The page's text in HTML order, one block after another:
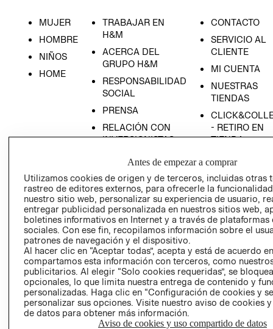
MUJER
HOMBRE
NIÑOS
HOME
TRABAJAR EN
H&M
ACERCA DEL
GRUPO H&M
RESPONSABILIDAD
SOCIAL
PRENSA
RELACIÓN CON
INVERSIONISTAS
POLÍTICA
EMPRESARIAL
CONTACTO
SERVICIO AL
CLIENTE
MI CUENTA
NUESTRAS
TIENDAS
- RETIRO EN
TIENDA
CONDICIONES
AVISO DE
PRIVACIDAD
GIFT CARD
AVISO DE
Antes de empezar a comprar
Utilizamos cookies de origen y de terceros, incluidas otras
rastreo de editores externos, para ofrecerle la
nuestro sitio web, personalizar su experiencia de usuario,
entregar publicidad personalizada en nuestros sitios web,
boletines informativos en Internet y a través de plataformas
sociales. Con ese fin, recopilamos información sobre el
patrones de navegación y el dispositivo.
Al hacer clic en “Aceptar todas”, acepta y está de acuerdo
compartamos esta información con terceros, como
publicitarios. Al elegir “Solo cookies requeridas”, se
opcionales, lo que limita nuestra entrega de contenido y
personalizadas. Haga clic en “Configuración de cookies y
personalizar sus opciones. Visite nuestro aviso de cookies
de datos para obtener más información.
Aviso de cookies y uso compartido de datos